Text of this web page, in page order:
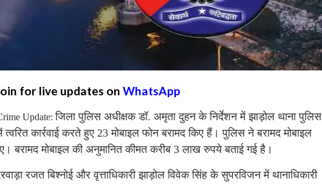
for live updates on WhatsApp
Update:जिला पुलिस अधीक्षक डॉ. अमृता दुहन के निर्देशन में झाड़ोल थाना पुलिस
कार्रवाई करते हुए 23 मोबाइल फोन बरामद किए हैं। पुलिस ने बरामद मोबाइल
बरामद मोबाइल की अनुमानित कीमत करीब 3 लाख रुपये बताई गई है।
रजत बिश्नोई और वृत्ताधिकारी झाड़ोल विवेक सिंह के सुपरविजन में थानाधिकारी